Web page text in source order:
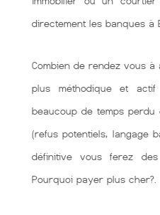
directement les banques à
Combien de rendez vous
plus méthodique et
beaucoup de temps
(refus potentiels, langage
définitive vous ferez des
Pourquoi payer plus cher?.